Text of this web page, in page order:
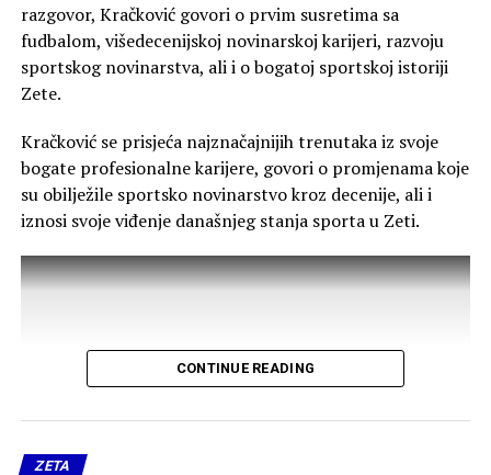
razgovor, Kračković govori o prvim susretima sa
fudbalom, višedecenijskoj novinarskoj karijeri, razvoju
sportskog novinarstva, ali i o bogatoj sportskoj istoriji
Zete.
Kračković se prisjeća najznačajnijih trenutaka iz svoje
bogate profesionalne karijere, govori o promjenama koje
su obilježile sportsko novinarstvo kroz decenije, ali i
iznosi svoje viđenje današnjeg stanja sporta u Zeti.
CONTINUE READING
ZETA